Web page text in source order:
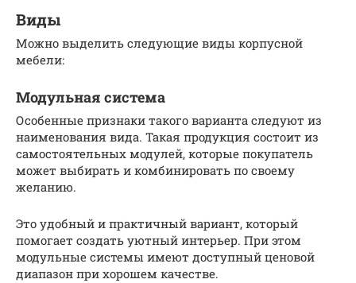
Виды
Можно выделить следующие виды корпусной
мебели:
Модульная система
Особенные признаки такого варианта следуют из
наименования вида. Такая продукция состоит из
самостоятельных модулей, которые покупатель
может выбирать и комбинировать по своему
желанию.
Это удобный и практичный вариант, который
помогает создать уютный интерьер. При этом
модульные системы имеют доступный ценовой
диапазон при хорошем качестве.